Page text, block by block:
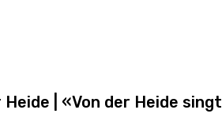
Heide | «Von der Heide singt